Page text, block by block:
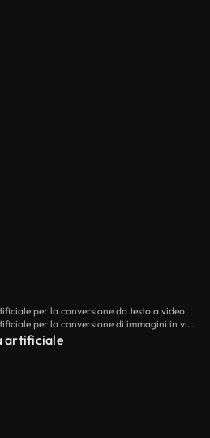
per la conversione da testo a video
Flussi di lavoro di intelligenza artificiale per la conversione di immagini in video
artificiale